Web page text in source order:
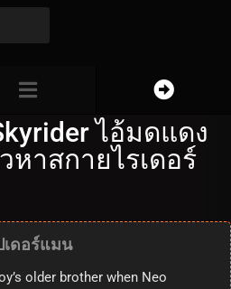
ไอ้มดแดง
หาสกายไรเดอร์
เดอร์แมน
older brother when Neo